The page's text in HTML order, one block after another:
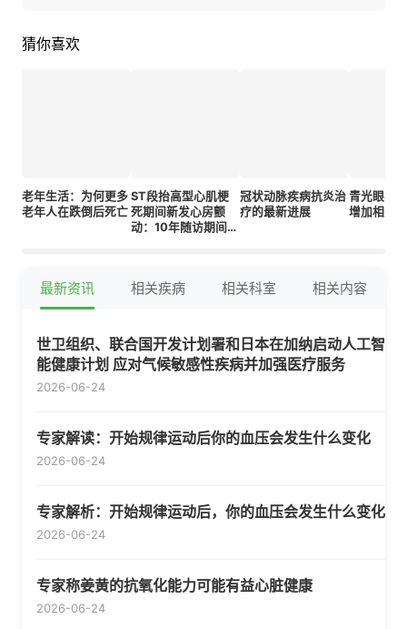
猜你喜欢
老年生活：为何更多
老年人在跌倒后死亡
ST段抬高型心肌梗
死期间新发心房颤
动：10年随访期间的
冠状动脉疾病抗炎治
疗的最新进展
青光眼与
增加相关联
最新资讯 相关疾病 相关科室 相关内容
世卫组织、联合国开发计划署和日本在加纳启动人工智
能健康计划 应对气候敏感性疾病并加强医疗服务
2026-06-24
专家解读：开始规律运动后你的血压会发生什么变化
2026-06-24
专家解析：开始规律运动后，你的血压会发生什么变化
2026-06-24
专家称姜黄的抗氧化能力可能有益心脏健康
2026-06-24